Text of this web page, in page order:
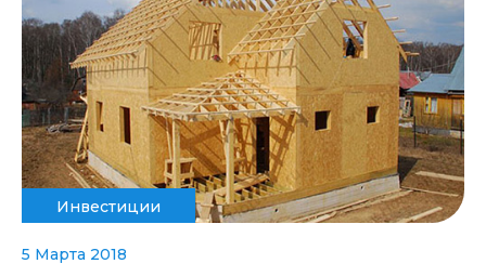
Инвестиции
5 Марта 2018